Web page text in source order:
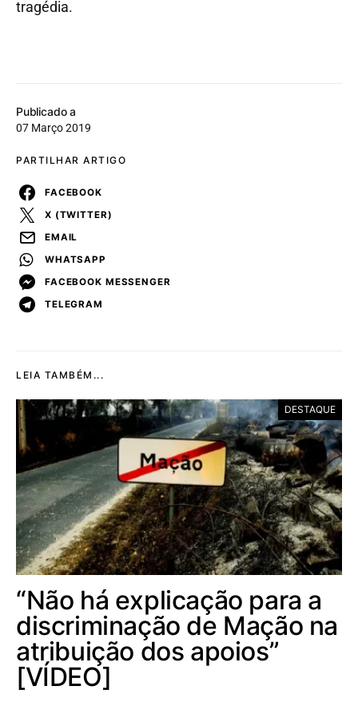
Publicado a
07 Março 2019
PARTILHAR ARTIGO
FACEBOOK
X (TWITTER)
EMAIL
WHATSAPP
FACEBOOK MESSENGER
TELEGRAM
tragédia.
LEIA TAMBÉM...
DESTAQUE
“Não há explicação para a
discriminação de Mação na
atribuição dos apoios”
[VÍDEO]